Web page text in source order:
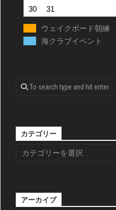
30
31
ウェイクボード朝練
海クラブイベント
カテゴリー
アーカイブ